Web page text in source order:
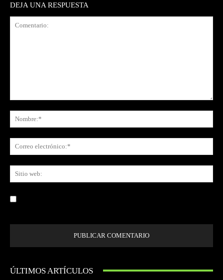
DEJA UNA RESPUESTA
ÚLTIMOS ARTÍCULOS